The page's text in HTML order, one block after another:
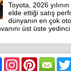
Toyota, 2026
elde ettiği satış
dünyanın en çok
üst üste yedinci
F
P